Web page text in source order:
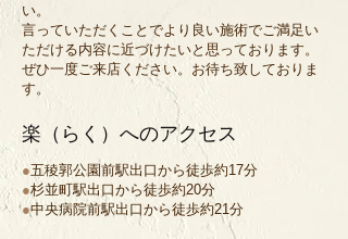
い。
言っていただくことでより良い施術でご満足い
ただける内容に近づけたいと思っております。
ぜひ一度ご来店ください。お待ち致しておりま
す。
楽（らく）へのアクセス
●五稜郭公園前駅出口から徒歩約17分
●杉並町駅出口から徒歩約20分
●中央病院前駅出口から徒歩約21分